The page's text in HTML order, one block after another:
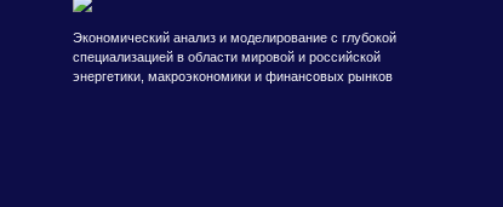
Экономический анализ и моделирование с глубокой
специализацией в области мировой и российской
энергетики, макроэкономики и финансовых рынков